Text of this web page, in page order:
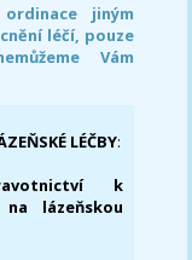
jiným
léčí, pouze
Vám
LÉČBY:
k
lázeňskou